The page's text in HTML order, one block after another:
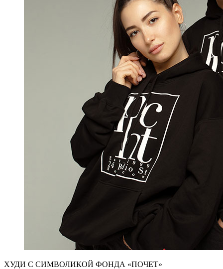
ХУДИ С СИМВОЛИКОЙ ФОНДА «ПОЧЕТ»